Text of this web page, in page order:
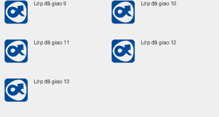
Lớp đã giao 9 Lớp đã giao 10
Lớp đã giao 11 Lớp đã giao 12
Lớp đã giao 13